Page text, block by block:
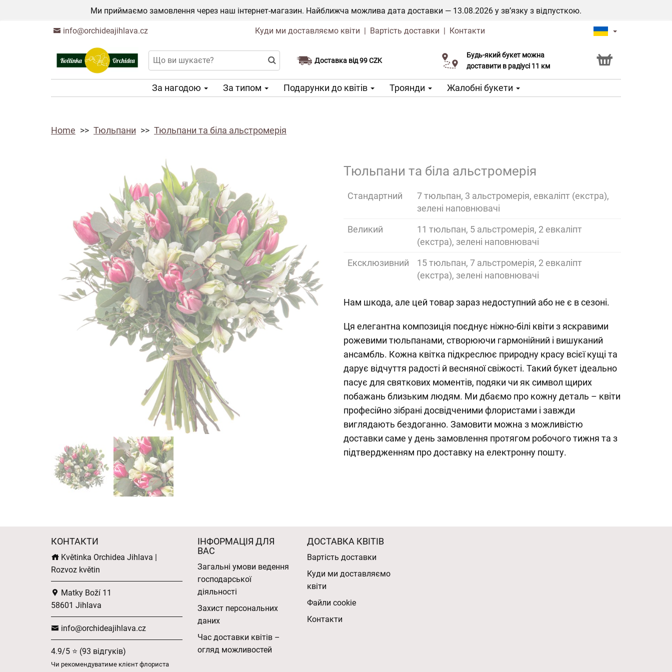
Ми приймаємо замовлення через наш інтернет-магазин. Найближча можлива дата доставки — 13.08.2026 у зв’язку з відпусткою.
info@orchideajihlava.cz Куди ми доставляємо квіти | Вартість доставки | Контакти
Доставка від 99 CZK
Виберіть дату доставки
Будь-який букет можна
доставити в радіусі 11 км
Послуга Click & Collect
За нагодою За типом Подарунки до квітів Троянди Жалобні букети
Home Тюльпани Тюльпани та біла альстромерія
Тюльпани та біла альстромерія
Cтандартний
7 тюльпан, 3 альстромерія, евкаліпт (екстра),
зелені наповнювачі
Великий
11 тюльпан, 5 альстромерія, 2 евкаліпт
(екстра), зелені наповнювачі
Ексклюзивний
15 тюльпан, 7 альстромерія, 2 евкаліпт
(екстра), зелені наповнювачі
Нам шкода, але цей товар зараз недоступний або не є в сезоні.
Ця елегантна композиція поєднує ніжно-білі квіти з яскравими
рожевими тюльпанами, створюючи гармонійний і вишуканий
ансамбль. Кожна квітка підкреслює природну красу всієї кущі та
дарує відчуття радості й весняної свіжості. Такий букет ідеально
пасує для святкових моментів, подяки чи як символ щирих
побажань близьким людям. Ми дбаємо про кожну деталь – квіти
професійно зібрані досвідченими флористами і завжди
виглядають бездоганно. Замовити можна з можливістю
доставки саме у день замовлення протягом робочого тижня та з
підтвердженням про доставку на електронну пошту.
КОНТАКТИ
Květinka Orchidea Jihlava |
Rozvoz květin
Matky Boží 11
58601 Jihlava
info@orchideajihlava.cz
4.9/5 ⭐ (93 відгуків)
Чи рекомендуватиме клієнт флориста
ІНФОРМАЦІЯ ДЛЯ
ВАС
Загальні умови ведення
господарської
діяльності
Захист персональних
даних
Час доставки квітів –
огляд можливостей
ДОСТАВКА КВІТІВ
Вартість доставки
Куди ми доставляємо
квіти
Файли cookie
Контакти